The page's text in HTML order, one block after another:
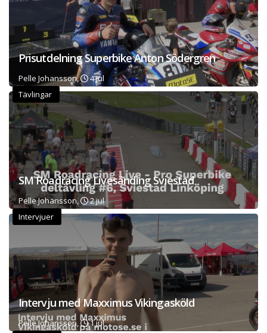
Prisutdelning Superbike Anton Södergren
Pelle Johansson,
4 jul
Tävlingar
SM Roadracing Livesänding Sviestad
Pelle Johansson,
2 jul
Intervjuer
Intervju med Maxximus Vikingasköld
Pelle Johansson,
1 jul